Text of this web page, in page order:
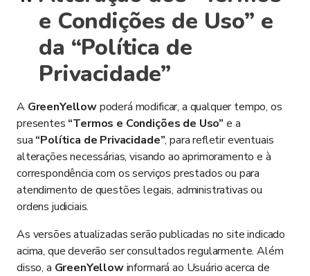
e Condições de Uso” e
da “Política de
Privacidade”
A GreenYellowpoderá modificar, a qualquer tempo, os
presentes “Termos e Condições de Uso” e a
sua “Política de Privacidade”, para refletir eventuais
alterações necessárias, visando ao aprimoramento e à
correspondência com os serviços prestados ou para
atendimento de questões legais, administrativas ou
ordens judiciais.
As versões atualizadas serão publicadas no site indicado
acima, que deverão ser consultados regularmente. Além
disso, a GreenYellowinformará ao Usuário acerca de